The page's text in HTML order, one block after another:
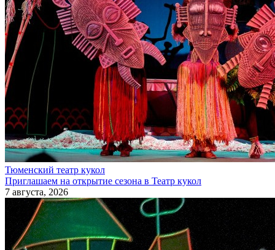
Тюменский театр кукол
Приглашаем на открытие сезона в Театр кукол
7 августа, 2026